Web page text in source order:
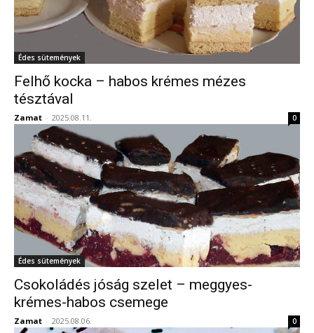
Édes sütemények
Felhő kocka – habos krémes mézes
tésztával
Zamat - 2025.08.11. 0
Édes sütemények
Csokoládés jóság szelet – meggyes-
krémes-habos csemege
Zamat - 2025.08.06. 0